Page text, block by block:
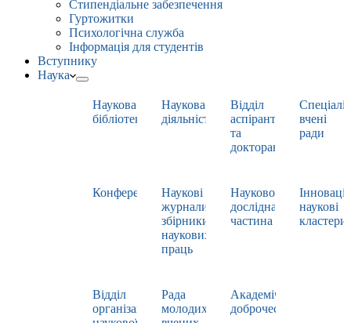
Стипендіальне забезпечення
Гуртожитки
Психологічна служба
Інформація для студентів
Вступнику
Наука
Наукова
бібліотека
Наукова
діяльність
Відділ
аспірантури
та
докторантури
вчені
ради
Конференції
Наукові
журнали,
збірники
наукових
праць
Науково-
дослідна
частина
наукові
кластери
Відділ
організації
Рада
молодих
Академічна
доброчесність